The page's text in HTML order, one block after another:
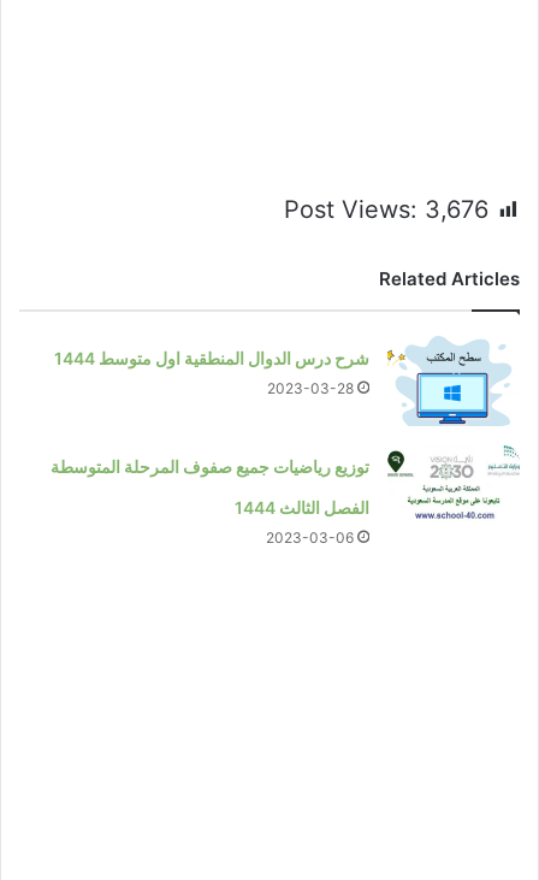
Post Views: 3,676
Related Articles
شرح درس الدوال المنطقية اول متوسط 1444
2023-03-28
توزيع رياضيات جميع صفوف المرحلة المتوسطة
الفصل الثالث 1444
2023-03-06